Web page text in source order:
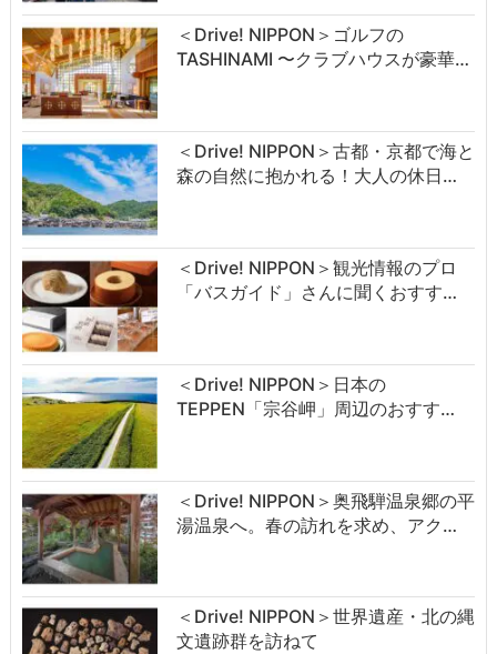
＜Drive! NIPPON＞ゴルフの
TASHINAMI 〜クラブハウスが豪華…
＜Drive! NIPPON＞古都・京都で海と
森の自然に抱かれる！大人の休日…
＜Drive! NIPPON＞観光情報のプロ
「バスガイド」さんに聞くおすす…
＜Drive! NIPPON＞日本の
TEPPEN「宗谷岬」周辺のおすす…
＜Drive! NIPPON＞奥飛騨温泉郷の平
湯温泉へ。春の訪れを求め、アク…
＜Drive! NIPPON＞世界遺産・北の縄
文遺跡群を訪ねて